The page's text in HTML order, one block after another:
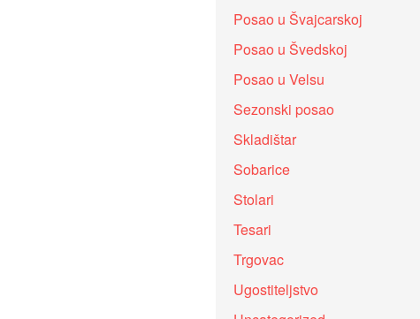
Posao u Švajcarskoj
Posao u Švedskoj
Posao u Velsu
Sezonski posao
Skladištar
Sobarice
Stolari
Tesari
Trgovac
Ugostiteljstvo